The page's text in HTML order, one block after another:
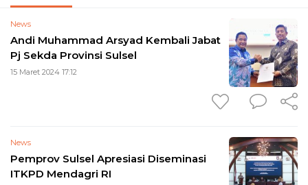
News
Andi Muhammad Arsyad Kembali Jabat
Pj Sekda Provinsi Sulsel
15 Maret 2024 17:12
News
Pemprov Sulsel Apresiasi Diseminasi
ITKPD Mendagri RI